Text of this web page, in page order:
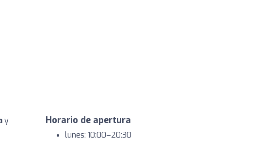
y
Horario de apertura
lunes: 10:00–20:30